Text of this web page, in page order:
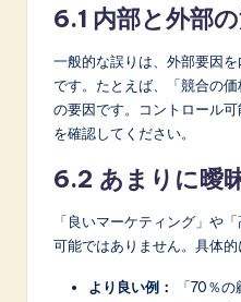
6.1 内部と外部
一般的な誤りは、外部要因
です。たとえば、「競合の
の要因です。コントロール
を確認してください。
6.2 あまりに曖
「良いマーケティング」や
可能ではありません。具体的
より良い例：
「70％